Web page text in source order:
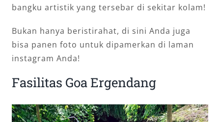
bangku artistik yang tersebar di sekitar kolam!
Bukan hanya beristirahat, di sini Anda juga
bisa panen foto untuk dipamerkan di laman
instagram Anda!
Fasilitas Goa Ergendang